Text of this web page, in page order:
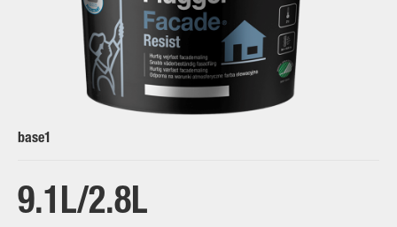
base1
9.1L/2.8L